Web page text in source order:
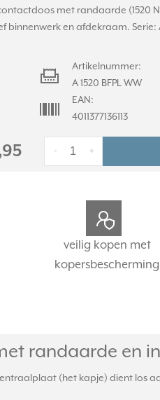
met randaarde (1520 N
binnenwerk en afdekraam.
Artikelnummer:
A 1520 BFPL WW
EAN:
4011377136113
+
-
veilig kopen met
kopersbescherming
randaarde en
(het kapje) dient los